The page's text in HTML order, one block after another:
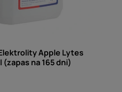
Apple Lytes
(zapas na 165 dni)